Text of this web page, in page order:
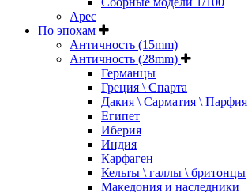
Арес
По эпохам
Античность (15mm)
Античность (28mm)
Германцы
Греция \ Спарта
Дакия \ Сарматия \ Парфия
Египет
Иберия
Индия
Карфаген
Кельты \ галлы \ бритонцы
Македония и наследники